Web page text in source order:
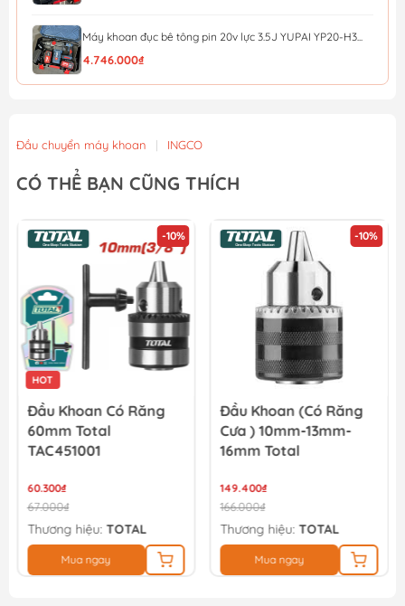
Máy khoan đục bê tông pin 20v lực 3.5J YUPAI YP20-H3...
4.746.000₫
Máy khoan đục bê tông pin 20v lực 3.5J YUPAI YP20-H3...
2.195.000₫
Máy khoan bê tông pin YUPAI YP20 H24M 20V (full bộ)
3.696.000₫
Đầu chuyển máy khoan | INGCO
CÓ THỂ BẠN CŨNG THÍCH
-10%
HOT
Đầu Khoan Có Răng
60mm Total
TAC451001
60.300₫
67.000₫
Thương hiệu: TOTAL
Mua ngay
-10%
Đầu Khoan (có Răng
Cưa ) 10mm-13mm-
16mm Total
149.400₫
166.000₫
Thương hiệu:TOTAL
Mua ngay